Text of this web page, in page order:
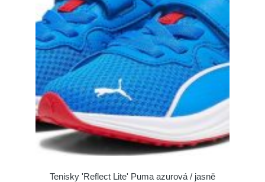
Tenisky 'Reflect Lite' Puma azurová / jasně